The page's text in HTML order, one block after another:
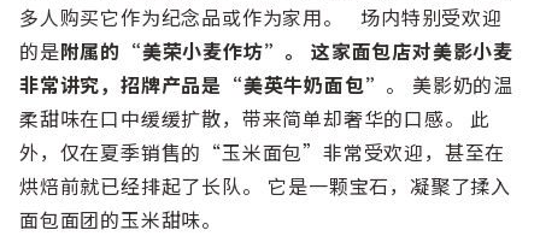
多人购买它作为纪念品或作为家用。 场内特别受欢迎
的是附属的“美荣小麦作坊”。这家面包店对美影小麦
非常讲究，招牌产品是“美英牛奶面包” 。 美影奶的温
柔甜味在口中缓缓扩散，带来简单却奢华的口感。 此
外，仅在夏季销售的“玉米面包”非常受欢迎，甚至在
烘焙前就已经排起了长队。 它是一颗宝石，凝聚了揉入
面包面团的玉米甜味。